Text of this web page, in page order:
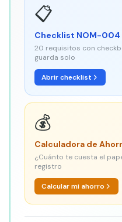
📋
Checklist NOM-
20 requisitos con
guarda solo
Abrir checklist
💰
Calculadora de
¿Cuánto te cuesta el
registro
Calcular mi ahorro